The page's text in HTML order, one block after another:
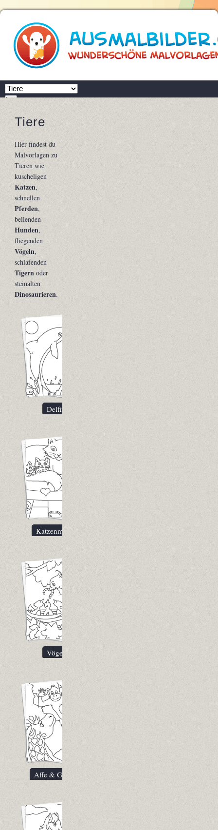
Zielseite
Los
Tiere
Hier findest du
Malvorlagen zu
Tieren wie
kuscheligen
Katzen,
schnellen
Pferden,
bellenden
Hunden,
fliegenden
Vögeln,
schlafenden
Tigern oder
steinalten
Dinosaurieren.
Delfin
Katzenmama
Vögel
Affe & Giraffe